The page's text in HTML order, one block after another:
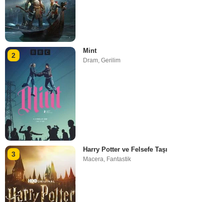
2
Mint
Dram ,Gerilim
3
Harry Potter ve Felsefe Taşı
Macera, Fantastik